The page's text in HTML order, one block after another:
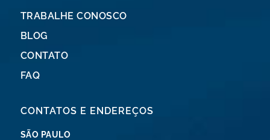
TRABALHE CONOSCO
BLOG
CONTATO
FAQ
CONTATOS E ENDEREÇOS
SÃO PAULO